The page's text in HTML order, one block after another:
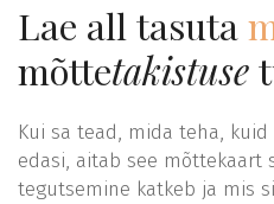
Lae all tasuta
mõttetakistuse
Kui sa tead, mida teha,
edasi, aitab see mõttekaart
tegutsemine katkeb ja mis